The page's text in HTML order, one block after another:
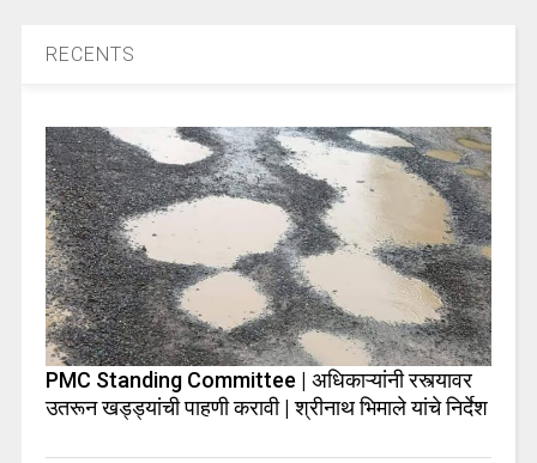
RECENTS
PMC Standing Committee | अधिकाऱ्यांनी रस्त्यावर
उतरून खड्ड्यांची पाहणी करावी | श्रीनाथ भिमाले यांचे निर्देश